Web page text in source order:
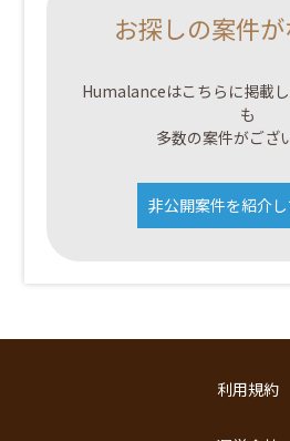
お探しの案件
Humalanceはこちらに掲載
も
多数の案件がござ
非公開案件を紹介し
利用規約